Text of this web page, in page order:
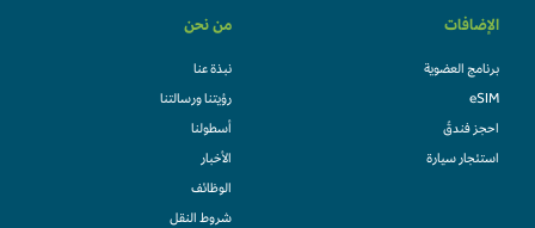
الإضافات
برنامج العضوية
eSIM
احجز فندقً
استئجار سيارة
من نحن
نبذة عنا
رؤيتنا ورسالتنا
أسطولنا
الأخبار
الوظائف
شروط النقل